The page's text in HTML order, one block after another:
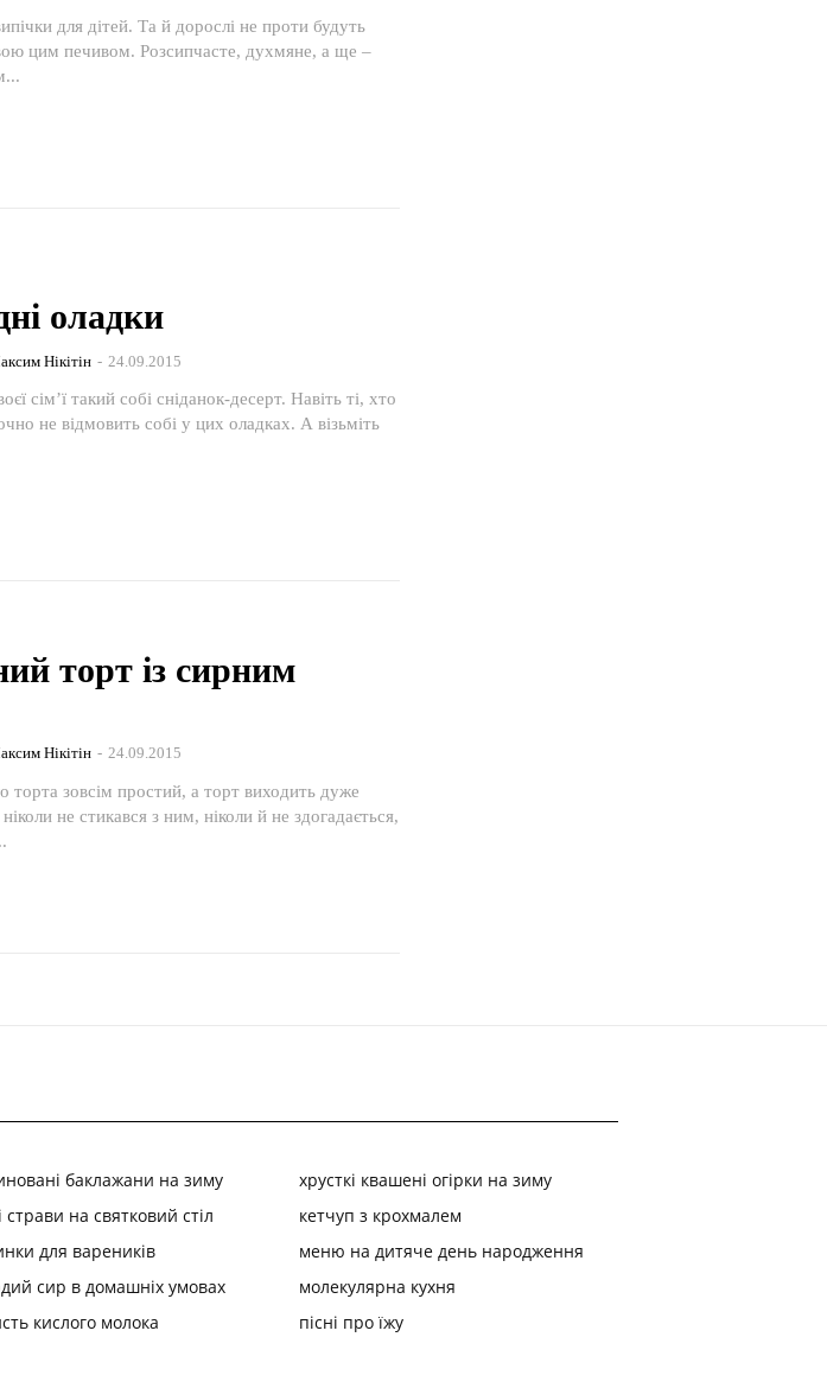
для дітей. Та й дорослі не проти будуть
цим печивом. Розсипчасте, духмяне, а ще –
оладки
Нікітін - 24.09.2015
сім’ї такий собі сніданок-десерт. Навіть ті, хто
не відмовить собі у цих оладках. А візьміть
торт із сирним
Нікітін - 24.09.2015
торта зовсім простий, а торт виходить дуже
не стикався з ним, ніколи й не здогадається,
баклажани на зиму
страви на святковий стіл
для вареників
сир в домашніх умовах
кислого молока
хрусткі квашені огірки на зиму
кетчуп з крохмалем
меню на дитяче день народження
молекулярна кухня
пісні про їжу